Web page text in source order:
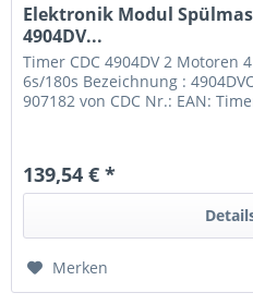
Elektronik Modul
4904DV...
Timer CDC 4904DV 2 Motoren
6s/180s Bezeichnung :
907182 von CDC Nr.: EAN:
139,54 € *
Merken